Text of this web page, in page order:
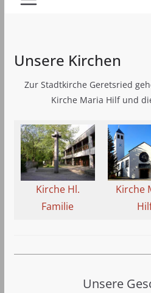
Unsere Kirchen
Zur Stadtkirche Geretsried
Kirche Maria Hilf und
Kirche Hl.
Familie
Kirche
Unsere